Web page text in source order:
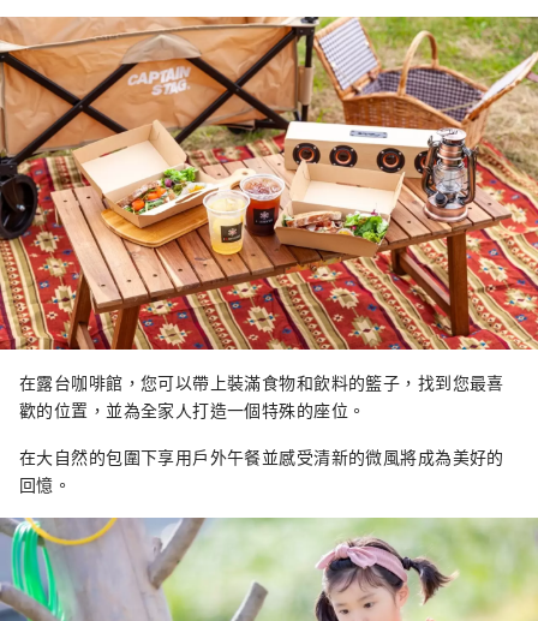
在露台咖啡館，您可以帶上裝滿食物和飲料的籃子，找到您最喜
歡的位置，並為全家人打造一個特殊的座位。
在大自然的包圍下享用戶外午餐並感受清新的微風將成為美好的
回憶。